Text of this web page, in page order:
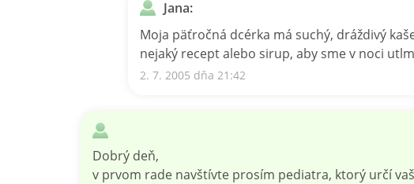
Jana:
Moja päťročná dcérka má suchý, dráždivý
nejaký recept alebo sirup, aby sme v noci
2. 7. 2005 dňa 21:42
Dobrý deň,
v prvom rade navštívte prosím pediatra, ktorý určí